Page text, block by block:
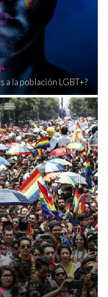
a la población LGBT+?